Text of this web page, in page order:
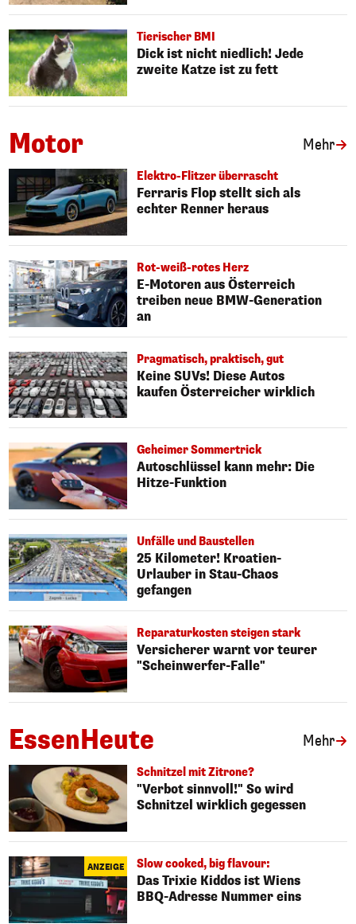
Tierischer BMI
Dick ist nicht niedlich! Jede
zweite Katze ist zu fett
Motor Mehr
Elektro-Flitzer überrascht
Ferraris Flop stellt sich als
echter Renner heraus
Rot-weiß-rotes Herz
E-Motoren aus Österreich
treiben neue BMW-Generation
an
Pragmatisch, praktisch, gut
Keine SUVs! Diese Autos
kaufen Österreicher wirklich
Geheimer Sommertrick
Autoschlüssel kann mehr: Die
Hitze-Funktion
Unfälle und Baustellen
25 Kilometer! Kroatien-
Urlauber in Stau-Chaos
gefangen
Reparaturkosten steigen stark
Versicherer warnt vor teurer
"Scheinwerfer-Falle"
EssenHeute Mehr
Schnitzel mit Zitrone?
"Verbot sinnvoll!" So wird
Schnitzel wirklich gegessen
ANZEIGE Slow cooked, big flavour:
Das Trixie Kiddos ist Wiens
BBQ-Adresse Nummer eins